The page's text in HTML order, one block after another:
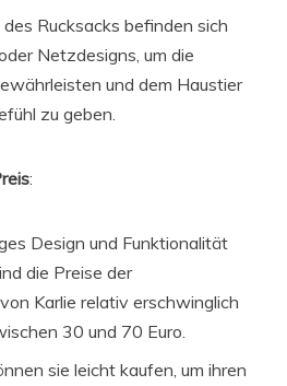
Rucksacks befinden sich
Netzdesigns, um die
und dem Haustier
zu geben.
:
Design und Funktionalität
die Preise der
Karlie relativ erschwinglich
30 und 70 Euro.
sie leicht kaufen, um ihren